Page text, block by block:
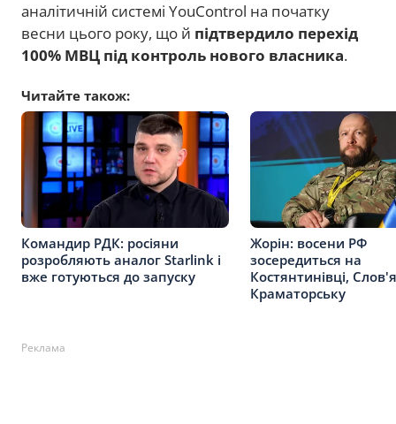
аналітичній системі YouControl на початку
весни цього року, що й підтвердило перехід
100% МВЦ під контроль нового власника.
Читайте також:
Командир РДК: росіяни
розробляють аналог Starlink і
вже готуються до запуску
Жорін: восени РФ
зосередиться на
Костянтинівці,
Краматорську
Реклама